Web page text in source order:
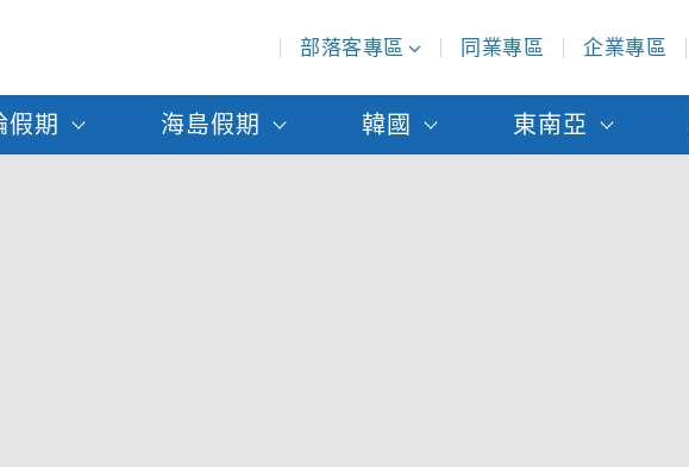
部落客專區 同業專區 企業專區
假期 海島假期 韓國 東南亞